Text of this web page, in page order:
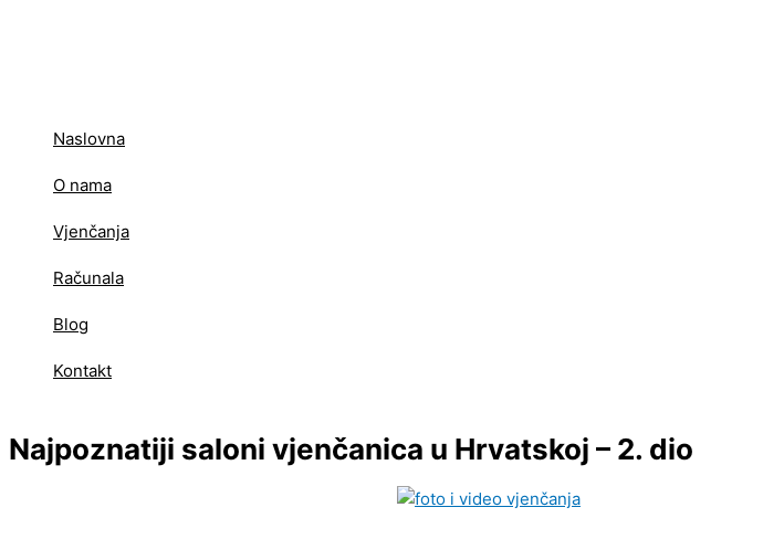
Naslovna
O nama
Vjenčanja
Računala
Blog
Kontakt
Najpoznatiji saloni vjenčanica u Hrvatskoj – 2. dio